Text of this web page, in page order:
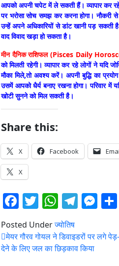
आपको अपनी चपेट में ले सकती हैं। व्यापार कर रहे
पर भरोसा सोच समझ कर करना होगा। नौकरी
उन्हें अपने अधिकारियों से डांट खानी पड़ सकती
वाद विवाद खड़ा हो सकता है।
मीन दैनिक राशिफल (Pisces Daily
को मिलती रहेगी। व्यापार कर रहे लोगों ने
मौका मिले,तो अवश्य करें। अपनी बुद्धि का
उसमें आपको धैर्य बनाए रखना होगा। परिवार में
खोटी सुनने को मिल सकती है।
Share this:
X Facebook
X
Facebook
Twitter
Posted Underज्योतिष
Post
navigation
मेयर गौरव गोयल ने डिवाइडरों पर लगे पेड़-
देने के लिए जल का छिड़काव किया